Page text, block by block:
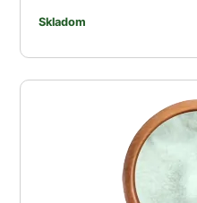
Skladom